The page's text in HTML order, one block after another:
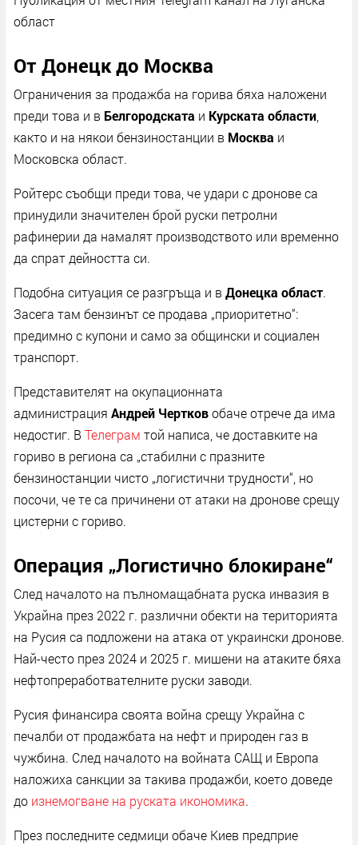
област
От Донецк до Москва
Ограничения за продажба на горива бяха наложени
преди това и в Белгородската и Курската области,
както и на някои бензиностанции в Москва и
Московска област.
Ройтерс съобщи преди това, че удари с дронове са
принудили значителен брой руски петролни
рафинерии да намалят производството или временно
да спрат дейността си.
Подобна ситуация се разгръща и в Донецка област.
Засега там бензинът се продава „приоритетно“:
предимно с купони и само за общински и социален
транспорт.
Представителят на окупационната
администрация Андрей Чертковобаче отрече да има
недостиг. В Телеграм той написа, че доставките на
гориво в региона са „стабилни с празните
бензиностанции чисто „логистични трудности“, но
посочи, че те са причинени от атаки на дронове срещу
цистерни с гориво.
Операция „Логистично блокиране“
След началото на пълномащабната руска инвазия в
Украйна през 2022 г. различни обекти на територията
на Русия са подложени на атака от украински дронове.
Най-често през 2024 и 2025 г. мишени на атаките бяха
нефтопреработвателните руски заводи.
Русия финансира своята война срещу Украйна с
печалби от продажбата на нефт и природен газ в
чужбина. След началото на войната САЩ и Европа
наложиха санкции за такива продажби, което доведе
до изнемогване на руската икономика.
През последните седмици обаче Киев предприе